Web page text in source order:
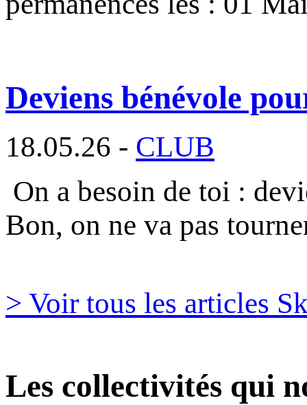
Deviens bénévole
18.05.26 - CLUB
On a besoin de toi :
Bon, on ne va pas
> Voir tous les articles
Les collectivités qui